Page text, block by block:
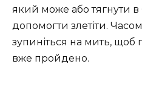
який може або тягнути
допомогти злетіти.
зупиніться на мить, щоб
вже пройдено.